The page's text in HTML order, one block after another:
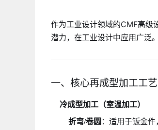
作为工业设计领域的CMF高级
潜力，在工业设计中应用广泛
一、核心再成型加工工艺
冷成型加工（室温加工）
折弯/卷圆 ：适用于钣金件